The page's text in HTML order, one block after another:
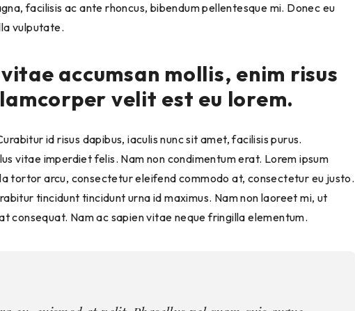
facilisis ac ante rhoncus, bibendum pellentesque mi. Donec eu
vulputate.
accumsan mollis, enim risus
velit est eu lorem.
id risus dapibus, iaculis nunc sit amet, facilisis purus.
vitae imperdiet felis. Nam non condimentum erat. Lorem ipsum
tortor arcu, consectetur eleifend commodo at, consectetur eu justo.
tincidunt tincidunt urna id maximus. Nam non laoreet mi, ut
consequat. Nam ac sapien vitae neque fringilla elementum.